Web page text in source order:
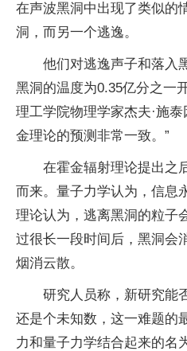
在声波黑洞中出现了类似的
洞，而另一个逃逸。
他们对逃逸声子和落入
黑洞的温度为0.35亿分之一
理工学院物理学家杰夫·施
金理论的预测非常一致。”
在霍金辐射理论提出之
而来。量子力学认为，信息
理论认为，逃离黑洞的粒子
过很长一段时间后，黑洞会
烟消云散。
研究人员称，新研究能
还是个未知数，这一难题的
力和量子力学结合起来的名